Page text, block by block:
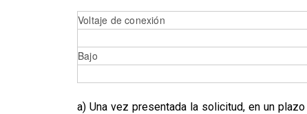
Voltaje de conexión
Bajo
a) Una vez presentada la solicitud, en un